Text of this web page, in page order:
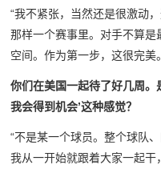
“我不紧张，当然还是很激动
那样一个赛事里。对手不算
空间。作为第一步，这很完美
你们在美国一起待了好几周。
我会得到机会’这种感觉？
“不是某一个球员。整个球队
我从一开始就跟着大家一起干